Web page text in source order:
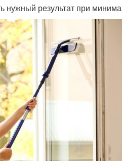
результат при